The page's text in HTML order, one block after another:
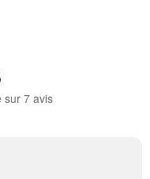
sur 7 avis